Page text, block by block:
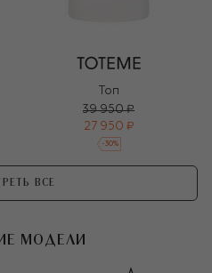
Топ
39 950 ₽
27 950 ₽
-30%
ВСЕ
МОДЕЛИ